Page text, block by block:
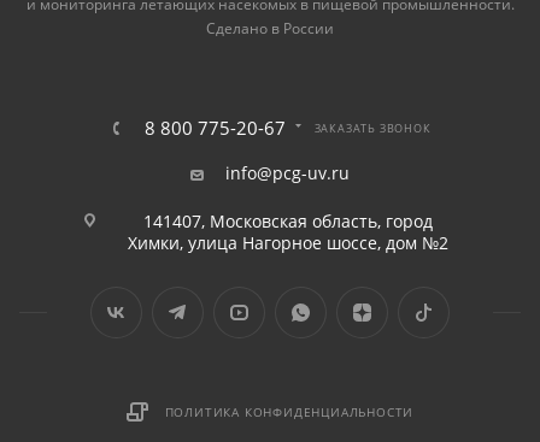
и мониторинга летающих насекомых в пищевой промышленности.
Сделано в России
8 800 775-20-67 ЗАКАЗАТЬ ЗВОНОК
info@pcg-uv.ru
141407, Московская область, город
Химки, улица Нагорное шоссе, дом №2
ПОЛИТИКА КОНФИДЕНЦИАЛЬНОСТИ